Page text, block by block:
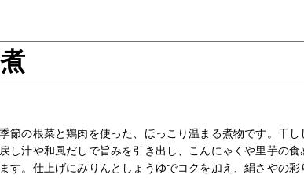
季節の根菜と鶏肉を使った、ほっこり温まる煮物です。干し
戻し汁や和風だしで旨みを引き出し、こんにゃくや里芋の食
ます。仕上げにみりんとしょうゆでコクを加え、絹さやの彩